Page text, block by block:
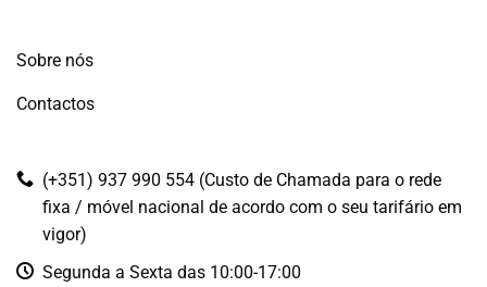
Sobre nós
Contactos
(+351) 937 990 554 (Custo de Chamada para o rede
fixa / móvel nacional de acordo com o seu tarifário em
vigor)
Segunda a Sexta das 10:00-17:00